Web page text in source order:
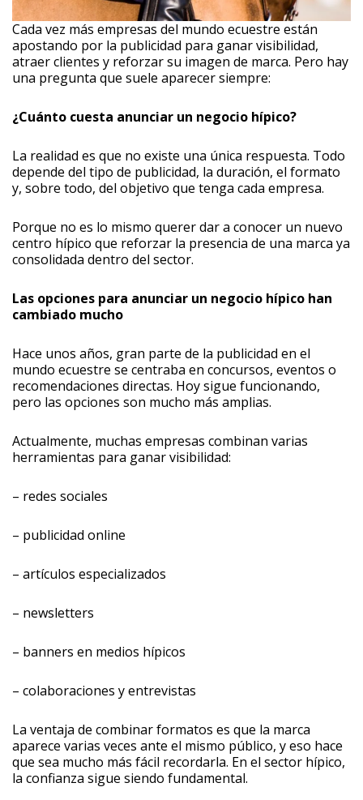
Cada vez más empresas del mundo ecuestre están
apostando por la publicidad para ganar visibilidad,
atraer clientes y reforzar su imagen de marca. Pero hay
una pregunta que suele aparecer siempre:
¿Cuánto cuesta anunciar un negocio hípico?
La realidad es que no existe una única respuesta. Todo
depende del tipo de publicidad, la duración, el formato
y, sobre todo, del objetivo que tenga cada empresa.
Porque no es lo mismo querer dar a conocer un nuevo
centro hípico que reforzar la presencia de una marca ya
consolidada dentro del sector.
Las opciones para anunciar un negocio hípico han
cambiado mucho
Hace unos años, gran parte de la publicidad en el
mundo ecuestre se centraba en concursos, eventos o
recomendaciones directas. Hoy sigue funcionando,
pero las opciones son mucho más amplias.
Actualmente, muchas empresas combinan varias
herramientas para ganar visibilidad:
– redes sociales
– ⁠publicidad online
– ⁠artículos especializados
– ⁠newsletters
– ⁠banners en medios hípicos
– ⁠colaboraciones y entrevistas
La ventaja de combinar formatos es que la marca
aparece varias veces ante el mismo público, y eso hace
que sea mucho más fácil recordarla. En el sector hípico,
la confianza sigue siendo fundamental.